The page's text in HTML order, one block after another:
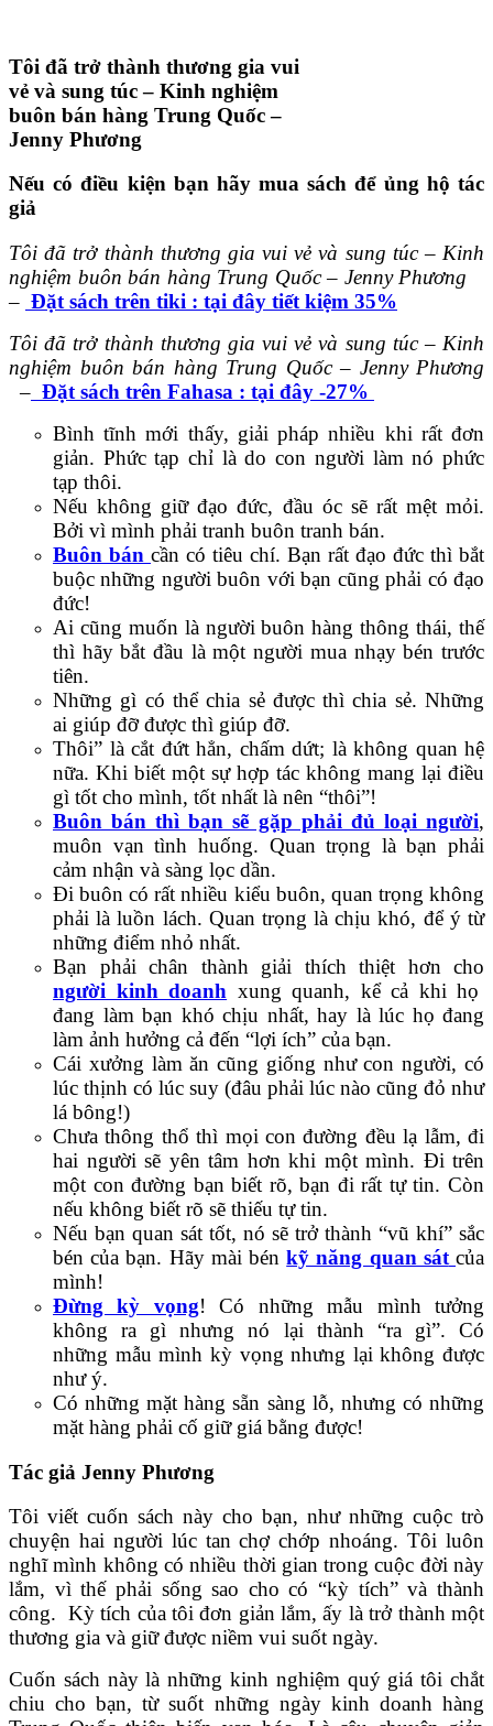
Tôi đã trở thành thương gia vui
vẻ và sung túc – Kinh nghiệm
buôn bán hàng Trung Quốc –
Jenny Phương
Nếu có điều kiện bạn hãy mua sách để ủng hộ tác
giả
Tôi đã trở thành thương gia vui vẻ và sung túc – Kinh
nghiệm buôn bán hàng Trung Quốc – Jenny Phương
– Đặt sách trên tiki : tại đây tiết kiệm 35%
Tôi đã trở thành thương gia vui vẻ và sung túc – Kinh
nghiệm buôn bán hàng Trung Quốc – Jenny Phương
– Đặt sách trên Fahasa : tại đây -27%
Bình tĩnh mới thấy, giải pháp nhiều khi rất đơn
giản. Phức tạp chỉ là do con người làm nó phức
tạp thôi.
Nếu không giữ đạo đức, đầu óc sẽ rất mệt mỏi.
Bởi vì mình phải tranh buôn tranh bán.
Buôn bán cần có tiêu chí. Bạn rất đạo đức thì bắt
buộc những người buôn với bạn cũng phải có đạo
đức!
Ai cũng muốn là người buôn hàng thông thái, thế
thì hãy bắt đầu là một người mua nhạy bén trước
tiên.
Những gì có thể chia sẻ được thì chia sẻ. Những
ai giúp đỡ được thì giúp đỡ.
Thôi” là cắt đứt hẳn, chấm dứt; là không quan hệ
nữa. Khi biết một sự hợp tác không mang lại điều
gì tốt cho mình, tốt nhất là nên “thôi”!
Buôn bán thì bạn sẽ gặp phải đủ loại người,
muôn vạn tình huống. Quan trọng là bạn phải
cảm nhận và sàng lọc dần.
Đi buôn có rất nhiều kiểu buôn, quan trọng không
phải là luồn lách. Quan trọng là chịu khó, để ý từ
những điểm nhỏ nhất.
Bạn phải chân thành giải thích thiệt hơn cho
người kinh doanh xung quanh, kể cả khi họ
đang làm bạn khó chịu nhất, hay là lúc họ đang
làm ảnh hưởng cả đến “lợi ích” của bạn.
Cái xưởng làm ăn cũng giống như con người, có
lúc thịnh có lúc suy (đâu phải lúc nào cũng đỏ như
lá bông!)
Chưa thông thổ thì mọi con đường đều lạ lẫm, đi
hai người sẽ yên tâm hơn khi một mình. Đi trên
một con đường bạn biết rõ, bạn đi rất tự tin. Còn
nếu không biết rõ sẽ thiếu tự tin.
Nếu bạn quan sát tốt, nó sẽ trở thành “vũ khí” sắc
bén của bạn. Hãy mài bénkỹ năng quan sát của
mình!
Đừng kỳ vọng! Có những mẫu mình tưởng
không ra gì nhưng nó lại thành “ra gì”. Có
những mẫu mình kỳ vọng nhưng lại không được
như ý.
Có những mặt hàng sẵn sàng lỗ, nhưng có những
mặt hàng phải cố giữ giá bằng được!
Tác giả Jenny Phương
Tôi viết cuốn sách này cho bạn, như những cuộc trò
chuyện hai người lúc tan chợ chớp nhoáng. Tôi luôn
nghĩ mình không có nhiều thời gian trong cuộc đời này
lắm, vì thế phải sống sao cho có “kỳ tích” và thành
công. Kỳ tích của tôi đơn giản lắm, ấy là trở thành một
thương gia và giữ được niềm vui suốt ngày.
Cuốn sách này là những kinh nghiệm quý giá tôi chắt
chiu cho bạn, từ suốt những ngày kinh doanh hàng